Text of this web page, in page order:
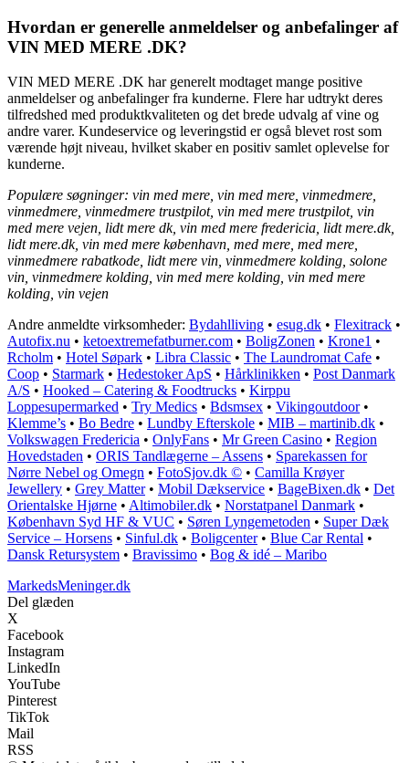
Hvordan er generelle anmeldelser og anbefalinger af
VIN MED MERE .DK?
VIN MED MERE .DK har generelt modtaget mange positive
anmeldelser og anbefalinger fra kunderne. Flere har udtrykt deres
tilfredshed med produktkvaliteten og det brede udvalg af vine og
andre varer. Kundeservice og leveringstid er også blevet rost som
værende højt niveau, hvilket skaber en positiv samlet oplevelse for
kunderne.
Populære søgninger: vin med mere, vin med mere, vinmedmere,
vinmedmere, vinmedmere trustpilot, vin med mere trustpilot, vin
med mere vejen, lidt mere dk, vin med mere fredericia, lidt mere.dk,
lidt mere.dk, vin med mere københavn, med mere, med mere,
vinmedmere rabatkode, lidt mere vin, vinmedmere kolding, solone
vin, vinmedmere kolding, vin med mere kolding, vin med mere
kolding, vin vejen
Andre anmeldte virksomheder: Bydahlliving • esug.dk • Flexitrack •
Autofix.nu • ketoextremefatburner.com • BoligZonen • Krone1 •
Rcholm • Hotel Søpark • Libra Classic • The Laundromat Cafe •
Coop • Starmark • Hedestoker ApS • Hårklinikken • Post Danmark
A/S • Hooked – Catering & Foodtrucks • Kirppu
Loppesupermarked • Try Medics • Bdsmsex • Vikingoutdoor•
Klemme’s • Bo Bedre • Lundby Efterskole • MIB – martinib.dk •
Volkswagen Fredericia • OnlyFans • Mr Green Casino • Region
Hovedstaden • ORIS Tandlægerne – Assens • Sparekassen for
Nørre Nebel og Omegn • FotoSjov.dk © • Camilla Krøyer
Jewellery • Grey Matter• Mobil Dækservice • BageBixen.dk • Det
Orientalske Hjørne • Altimobiler.dk • Norstatpanel Danmark •
København Syd HF & VUC • Søren Lyngemetoden • Super Dæk
Service – Horsens • Sinful.dk • Boligcenter• Blue Car Rental •
Dansk Retursystem • Bravissimo • Bog & idé – Maribo
MarkedsMeninger.dk
Del glæden
X
Facebook
Instagram
LinkedIn
YouTube
Pinterest
TikTok
Mail
RSS